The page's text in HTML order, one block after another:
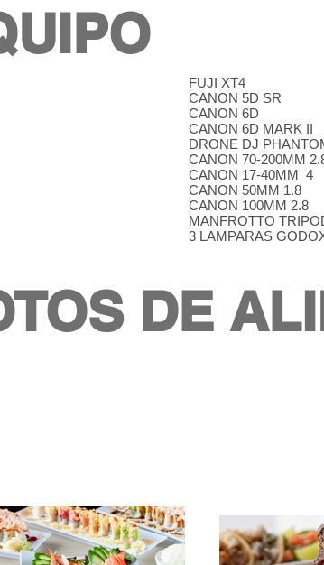
FUJI XT4
CANON 5D SR
CANON 6D
CANON 6D MARK II
DRONE DJ
CANON 70-200MM
CANON 17-40MM 4
CANON 50MM 1.8
CANON 100MM 2.8
MANFROTTO
3 LAMPARAS
DE